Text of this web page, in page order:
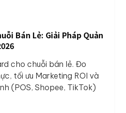
Bán Lẻ: Giải Pháp Quản
cho chuỗi bán lẻ. Đo
tối ưu Marketing ROI và
(POS, Shopee, TikTok)